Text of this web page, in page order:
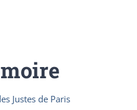
Justes de Paris